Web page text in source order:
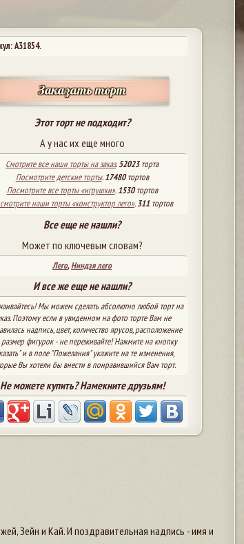
A31854.
Заказать торт
Этот торт не подходит?
А у нас их еще много
Смотрите все наши торты на заказ.52023торта
Посмотрите детские торты.17480тортов
Посмотрите все торты «игрушки».1530тортов
наши торты «конструктор лего».311тортов
Все еще не нашли?
Может по ключевым словам?
Лего,Ниндзя лего
И все же еще не нашли?
Мы можем сделать абсолютно любой торт на
Поэтому если в увиденном на фото торте Вам не
надпись, цвет, количество ярусов, расположение
фигурок - не переживайте! Нажмите на кнопку
и в поле "Пожелания" укажите на те изменения,
Вы хотели бы внести в понравившийся Вам торт.
Не можете купить? Намекните друзьям!
Зейн и Кай. И поздравительная надпись - имя и